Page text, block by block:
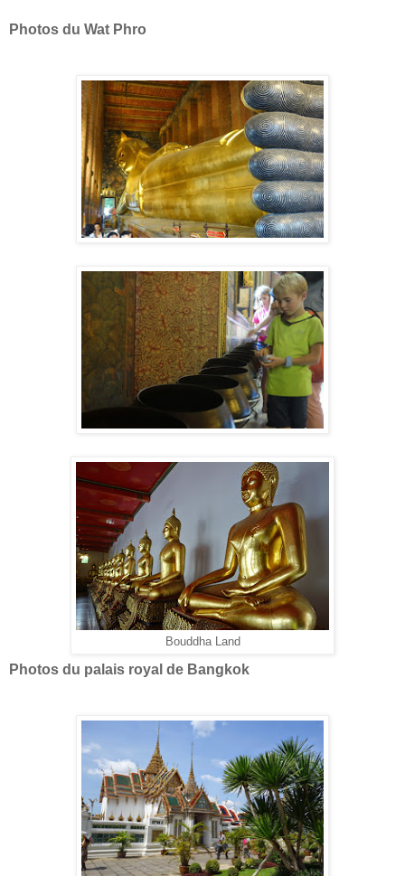
Photos du Wat Phro
Bouddha Land
Photos du palais royal de Bangkok